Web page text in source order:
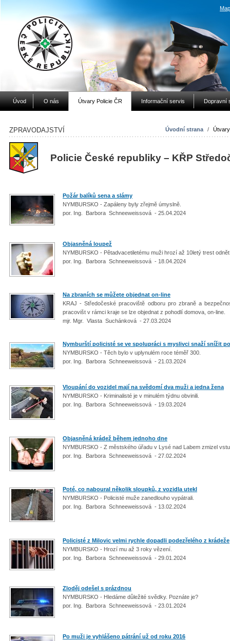
Úvod O nás Útvary Policie ČR Informační servis Dopravní
Úvodní strana /
ZPRAVODAJSTVÍ
Policie České republiky – KŘP
Požár balíků sena a slámy
NYMBURSKO - Zapáleny byly zřejmě úmyslně.
por. Ing. Barbora Schneeweissová - 25.04.2024
Objasněná loupež
NYMBURSKO - Pětadvacetiletému muži hrozí až 10letý trest
por. Ing. Barbora Schneeweissová - 18.04.2024
Na zbraních se můžete objednat on-line
KRAJ - Středočeské pracoviště odboru pro zbraně a
pracovišt v rámci kraje se lze objednat z pohodlí domova, on-line.
mjr. Mgr. Vlasta Suchánková - 27.03.2024
Nymburští policisté se ve spolupráci s myslivci snaží snížit
NYMBURSKO - Těch bylo v uplynulém roce téměř 300.
por. Ing. Barbora Schneeweissová - 21.03.2024
Vloupání do vozidel mají na svědomí dva muži a jedna žena
NYMBURSKO - Kriminalisté je v minulém týdnu obvinili.
por. Ing. Barbora Schneeweissová - 19.03.2024
Objasněná krádež během jednoho dne
NYMBURSKO - Z městského úřadu v Lysé nad Labem zmizel
por. Ing. Barbora Schneeweissová - 27.02.2024
Poté, co naboural několik sloupků, z vozidla utekl
NYMBURSKO - Policisté muže zanedlouho vypátrali.
por. Ing. Barbora Schneeweissová - 13.02.2024
Policisté z Milovic velmi rychle dopadli podezřelého z krádeže
NYMBURSKO - Hrozí mu až 3 roky vězení.
por. Ing. Barbora Schneeweissová - 29.01.2024
Zloděj odešel s prázdnou
NYMBURSKO - Hledáme důležité svědky. Poznáte je?
por. Ing. Barbora Schneeweissová - 23.01.2024
Po muži je vyhlášeno pátrání už od roku 2016